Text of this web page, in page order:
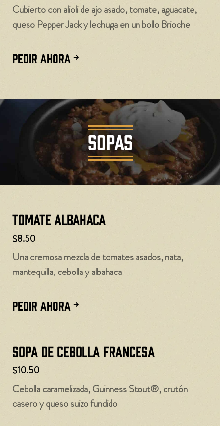
Cubierto con alioli de ajo asado, tomate, aguacate,
queso Pepper Jack y lechuga en un bollo Brioche
PEDIR AHORA
SOPAS
Tomate Albahaca
$8.50
Una cremosa mezcla de tomates asados, nata,
mantequilla, cebolla y albahaca
PEDIR AHORA
Sopa de cebolla francesa
$10.50
Cebolla caramelizada, Guinness Stout®, crutón
casero y queso suizo fundido